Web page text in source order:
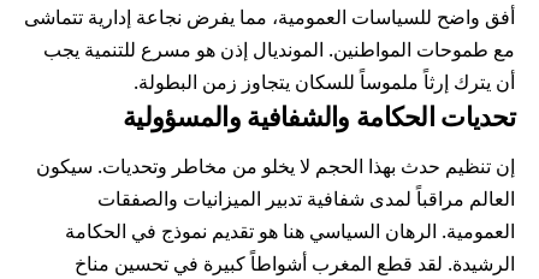
أفق واضح للسياسات العمومية، مما يفرض نجاعة إدارية تتماشى
مع طموحات المواطنين. المونديال إذن هو مسرع للتنمية يجب
أن يترك إرثاً ملموساً للسكان يتجاوز زمن البطولة.
تحديات الحكامة والشفافية والمسؤولية
إن تنظيم حدث بهذا الحجم لا يخلو من مخاطر وتحديات. سيكون
العالم مراقباً لمدى شفافية تدبير الميزانيات والصفقات
العمومية. الرهان السياسي هنا هو تقديم نموذج في الحكامة
الرشيدة. لقد قطع المغرب أشواطاً كبيرة في تحسين مناخ